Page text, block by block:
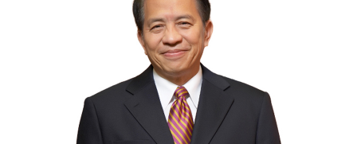
Foreigners
สินเชื่อธุรกิจ
สินเชื่อและบริการการค้าระหว่างประเทศ
สินเชื่อแฟคเตอริ่ง
หนังสือค้ำประกัน